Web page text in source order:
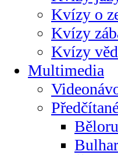
Kvízy o
Kvízy
Kvízy
Multimedia